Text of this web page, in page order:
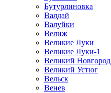
Бутурлиновка
Валдай
Валуйки
Велиж
Великие Луки
Великие Луки-1
Великий Новгород
Великий Устюг
Вельск
Венев